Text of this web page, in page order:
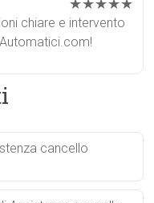
★★★★★
chiare e intervento
cancello